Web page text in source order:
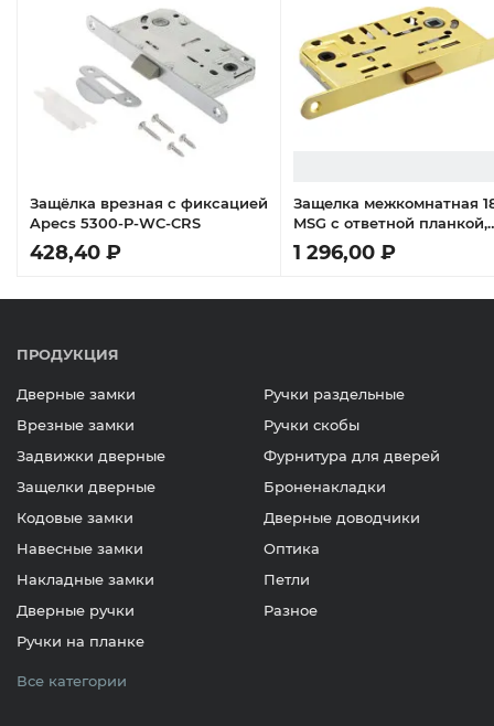
Защёлка врезная с фиксацией
Apecs 5300-P-WC-CRS
428,40 ₽
Защелка межкомнатная
MSG с ответной планкой,
бесшумная, цвет матовое
сатинированное золото
1 296,00 ₽
ПРОДУКЦИЯ
Дверные замки
Врезные замки
Задвижки дверные
Защелки дверные
Кодовые замки
Навесные замки
Накладные замки
Дверные ручки
Ручки на планке
Ручки раздельные
Ручки скобы
Фурнитура для дверей
Броненакладки
Дверные доводчики
Оптика
Петли
Разное
Все категории